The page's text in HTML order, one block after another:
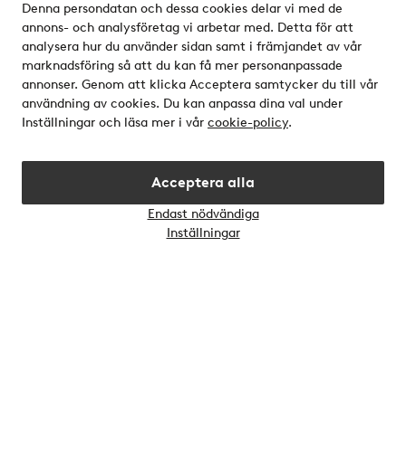
Denna persondatan och dessa cookies delar vi med de
annons- och analysföretag vi arbetar med. Detta för att
analysera hur du använder sidan samt i främjandet av vår
marknadsföring så att du kan få mer personanpassade
annonser. Genom att klicka Acceptera samtycker du till vår
användning av cookies. Du kan anpassa dina val under
Inställningar och läsa mer i vår cookie-policy.
Acceptera alla
Endast nödvändiga
Inställningar
Våra tjänster
Villkor
Vänner
Säkra betalningar - Betala direkt eller dela upp